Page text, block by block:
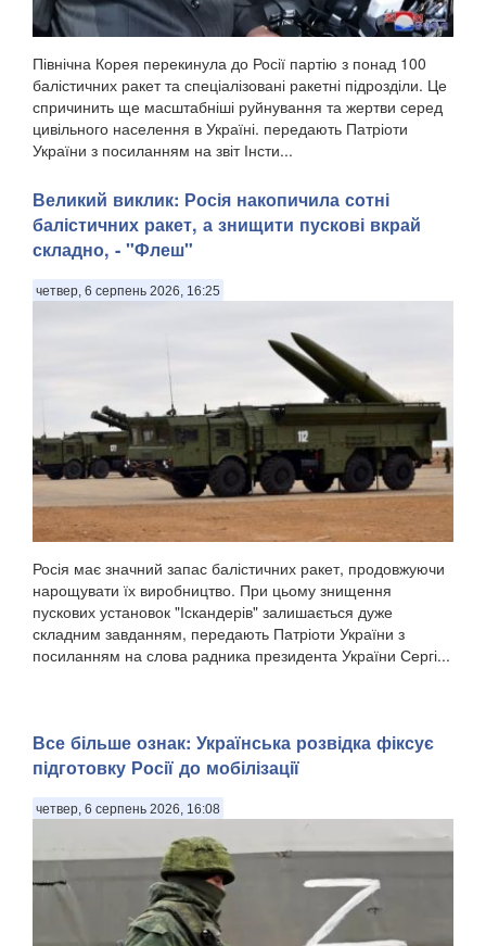
Північна Корея перекинула до Росії партію з понад 100
балістичних ракет та спеціалізовані ракетні підрозділи. Це
спричинить ще масштабніші руйнування та жертви серед
цивільного населення в Україні. передають Патріоти
України з посиланням на звіт Інсти...
Великий виклик: Росія накопичила сотні
балістичних ракет, а знищити пускові вкрай
складно, - "Флеш"
четвер, 6 серпень 2026, 16:25
Росія має значний запас балістичних ракет, продовжуючи
нарощувати їх виробництво. При цьому знищення
пускових установок "Іскандерів" залишається дуже
складним завданням, передають Патріоти України з
посиланням на слова радника президента України Сергі...
Все більше ознак: Українська розвідка фіксує
підготовку Росії до мобілізації
четвер, 6 серпень 2026, 16:08